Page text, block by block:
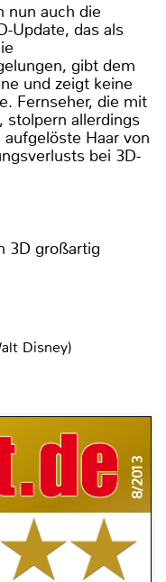
nun auch die
Update, das als
gibt dem
und zeigt keine
Fernseher, die mit
stolpern allerdings
Haar von
bei 3D-
3D großartig
Disney)
8/2013